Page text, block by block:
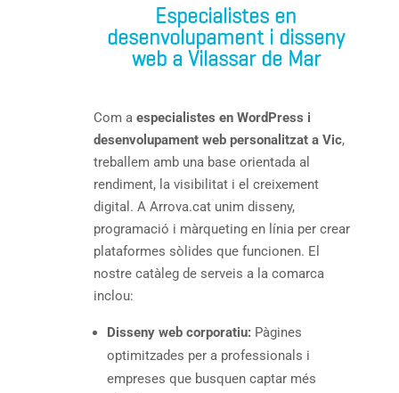
Especialistes en
desenvolupament i disseny
web a Vilassar de Mar
Com a especialistes en WordPress i
desenvolupament web personalitzat a Vic,
treballem amb una base orientada al
rendiment, la visibilitat i el creixement
digital. A Arrova.cat unim disseny,
programació i màrqueting en línia per crear
plataformes sòlides que funcionen. El
nostre catàleg de serveis a la comarca
inclou:
Disseny web corporatiu:Pàgines
optimitzades per a professionals i
empreses que busquen captar més